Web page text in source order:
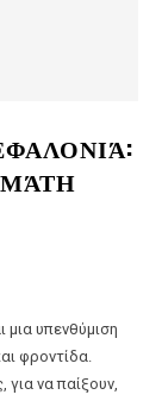
μια υπενθύμιση
φροντίδα.
να παίξουν,